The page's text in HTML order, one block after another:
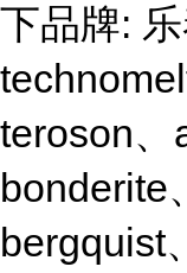
下品牌: 乐
teroson、
bonderite
bergquist